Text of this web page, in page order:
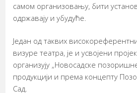
самом организовању, бити
одржавају и убудуће.
Један од таквих
визуре театра, је и усвојени
организују „Новосадске
продукцији и према концепту
Сад.